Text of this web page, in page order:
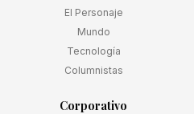
El Personaje
Mundo
Tecnología
Columnistas
Corporativo